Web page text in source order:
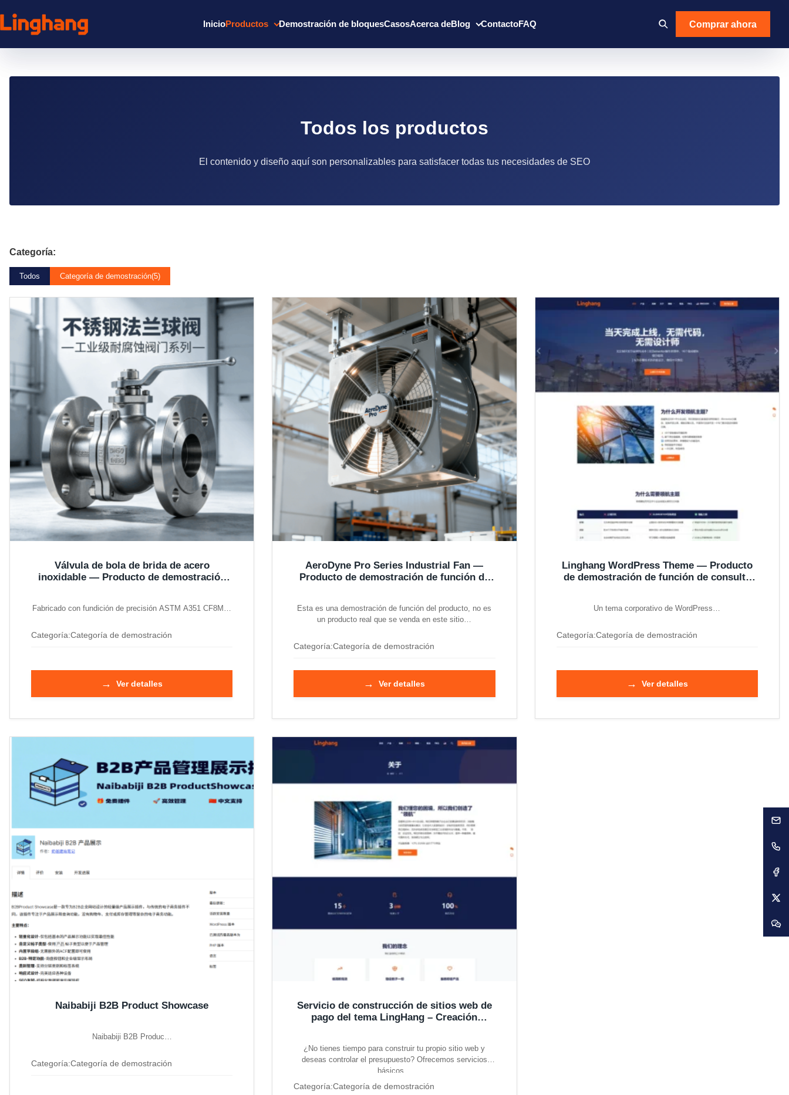
InicioProductos Demostración de bloquesCasosAcerca deBlog ContactoFAQ Comprar ahora
Todos los productos
El contenido y diseño aquí son personalizables para satisfacer todas tus necesidades de SEO
Categoría:
Todos Categoría de demostración(5)
Válvula de bola de brida de acero
inoxidable — Producto de demostración
Fabricado con fundición de precisión ASTM A351 CF8M…
Categoría:Categoría de demostración
→ Ver detalles
AeroDyne Pro Series Industrial Fan —
Producto de demostración de función de
Esta es una demostración de función del producto, no es
un producto real que se venda en este sitio…
Categoría:Categoría de demostración
→ Ver detalles
Linghang WordPress Theme — Producto
de demostración de función de consulta
Un tema corporativo de WordPress…
Categoría:Categoría de demostración
→ Ver detalles
Naibabiji B2B Product Showcase
Naibabiji B2B Produc…
Categoría:Categoría de demostración
Servicio de construcción de sitios web de
pago del tema LingHang – Creación
¿No tienes tiempo para construir tu propio sitio web y
deseas controlar el presupuesto? Ofrecemos servicios
básicos...
Categoría:Categoría de demostración